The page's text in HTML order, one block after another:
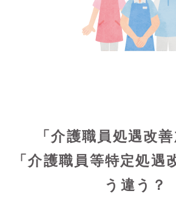
「介護職員処遇改
「介護職員等特定処遇
う違う？